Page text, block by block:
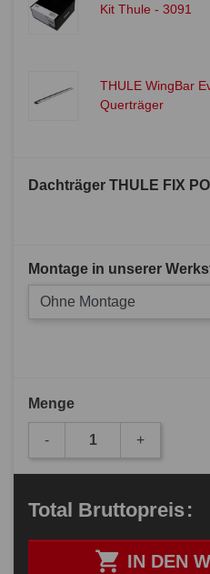
Kit Thule - 3091
THULE WingBar
Querträger
Dachträger THULE FIX
Montage in unserer
Ohne Montage
Menge
- +
 IN DEN
Total Bruttopreis: